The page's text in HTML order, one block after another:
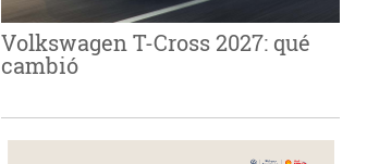
Volkswagen T-Cross 2027: qué
cambió